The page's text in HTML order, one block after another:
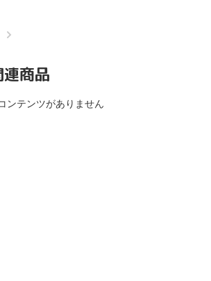
商品
ンテンツがありません